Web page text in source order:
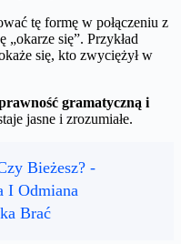
tę formę w połączeniu z
„okarze się”. Przykład
się, kto zwyciężył w
gramatyczną i
jasne i zrozumiałe.
Bieżesz? -
I Odmiana
Brać